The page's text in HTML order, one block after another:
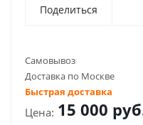
Поделиться
Самовывоз
Доставка по Москве
Быстрая доставка
15 000